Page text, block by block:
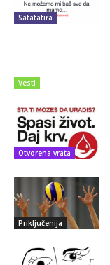
Satatatira
Vesti
Otvorena vrata
Priključenija